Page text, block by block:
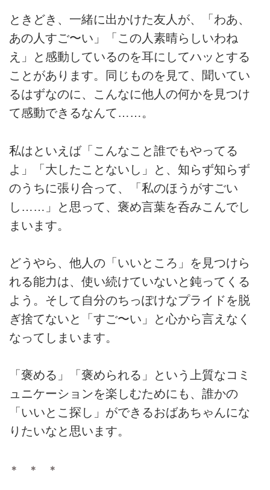
ときどき、一緒に出かけた友人が、「わあ、
あの人すご〜い」「この人素晴らしいわね
え」と感動しているのを耳にしてハッとする
ことがあります。同じものを見て、聞いてい
るはずなのに、こんなに他人の何かを見つけ
て感動できるなんて……。
私はといえば「こんなこと誰でもやってる
よ」「大したことないし」と、知らず知らず
のうちに張り合って、「私のほうがすごい
し……」と思って、褒め言葉を呑みこんでし
まいます。
どうやら、他人の「いいところ」を見つけら
れる能力は、使い続けていないと鈍ってくる
よう。そして自分のちっぽけなプライドを脱
ぎ捨てないと「すご〜い」と心から言えなく
なってしまいます。
「褒める」「褒められる」という上質なコミ
ュニケーションを楽しむためにも、誰かの
「いいとこ探し」ができるおばあちゃんにな
りたいなと思います。
＊ ＊ ＊